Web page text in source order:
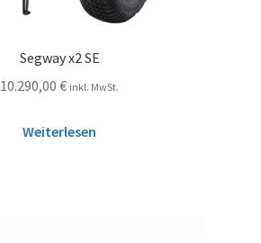
Segway x2 SE
10.290,00 € inkl. MwSt.
Weiterlesen